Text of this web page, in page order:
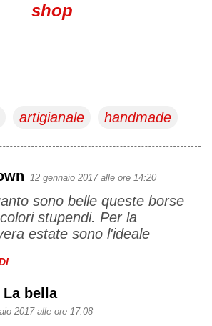
shop
artigianale handmade
12 gennaio 2017 alle ore 14:20
sono belle queste borse
stupendi. Per la
estate sono l'ideale
La bella
2017 alle ore 17:08